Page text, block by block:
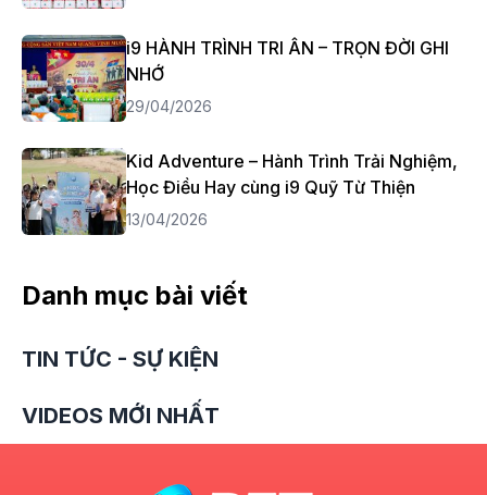
i9 HÀNH TRÌNH TRI ÂN – TRỌN ĐỜI GHI
NHỚ
29/04/2026
Kid Adventure – Hành Trình Trải Nghiệm,
Học Điều Hay cùng i9 Quỹ Từ Thiện
13/04/2026
Danh mục bài viết
TIN TỨC - SỰ KIỆN
VIDEOS MỚI NHẤT